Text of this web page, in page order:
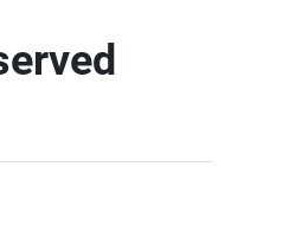
úložiště?